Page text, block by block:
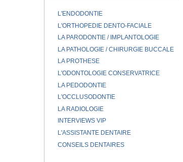
L'ENDODONTIE
L'ORTHOPEDIE DENTO-FACIALE
LA PARODONTIE / IMPLANTOLOGIE
LA PATHOLOGIE / CHIRURGIE BUCCALE
LA PROTHESE
L'ODONTOLOGIE CONSERVATRICE
LA PEDODONTIE
L'OCCLUSODONTIE
LA RADIOLOGIE
INTERVIEWS VIP
L'ASSISTANTE DENTAIRE
CONSEILS DENTAIRES